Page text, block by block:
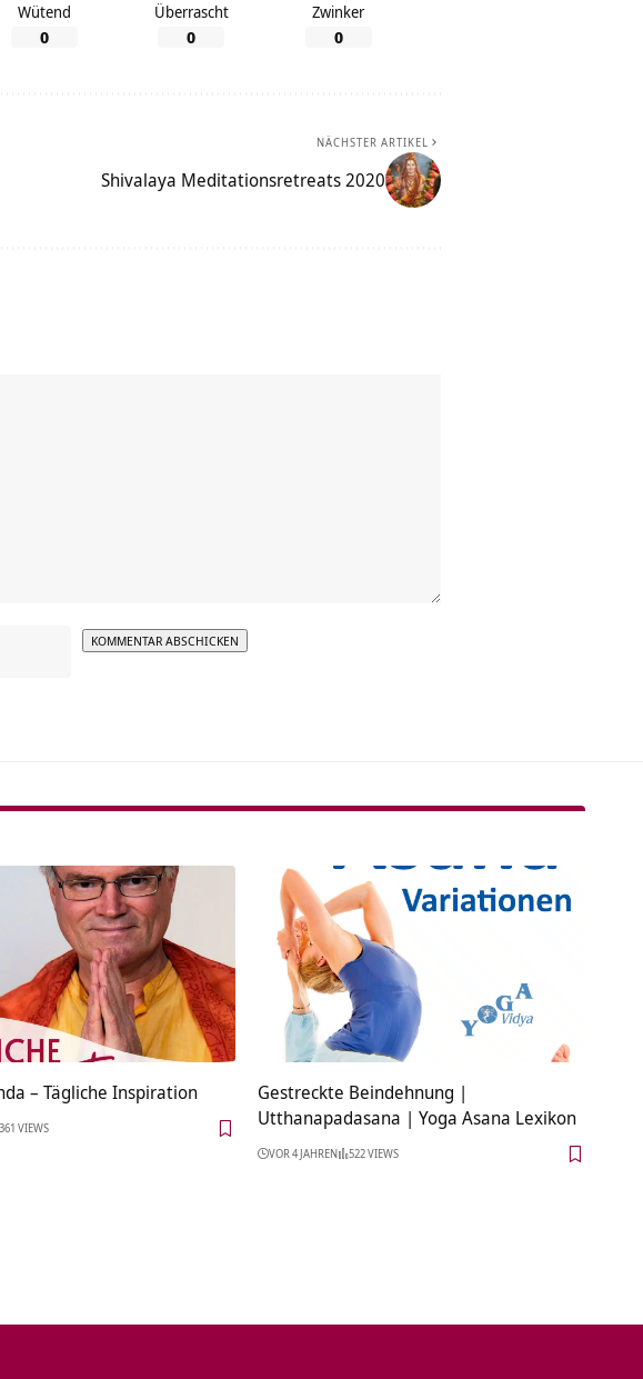
Wütend
0
Überrascht
0
Zwinker
0
NÄCHSTER ARTIKEL
Shivalaya Meditationsretreats 2020
– Tägliche Inspiration
361 VIEWS
Gestreckte Beindehnung |
Utthanapadasana | Yoga Asana Lexikon
VOR 4 JAHREN 522 VIEWS